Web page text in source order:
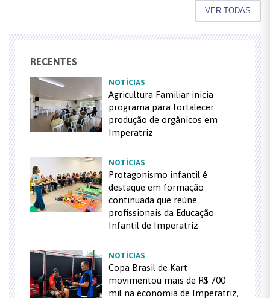
VER TODAS
RECENTES
NOTÍCIAS
Agricultura Familiar inicia
programa para fortalecer
produção de orgânicos em
Imperatriz
NOTÍCIAS
Protagonismo infantil é
destaque em formação
continuada que reúne
profissionais da Educação
Infantil de Imperatriz
NOTÍCIAS
Copa Brasil de Kart
movimentou mais de R$ 700
mil na economia de Imperatriz,